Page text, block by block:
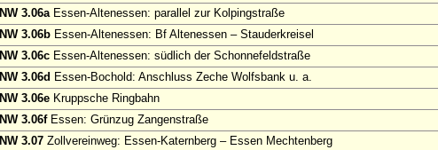
NW 3.06aEssen-Altenessen: parallel zur Kolpingstraße
NW 3.06b Essen-Altenessen: Bf Altenessen – Stauderkreisel
NW 3.06c Essen-Altenessen: südlich der Schonnefeldstraße
NW 3.06d Essen-Bochold: Anschluss Zeche Wolfsbank u. a.
NW 3.06e Kruppsche Ringbahn
NW 3.06fEssen: Grünzug Zangenstraße
NW 3.07 Zollvereinweg: Essen-Katernberg – Essen Mechtenberg